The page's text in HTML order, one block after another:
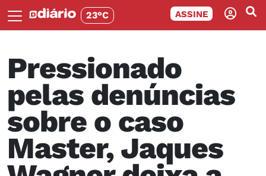
23°C ASSINE
Pressionado
pelas denúncias
sobre o caso
Master, Jaques